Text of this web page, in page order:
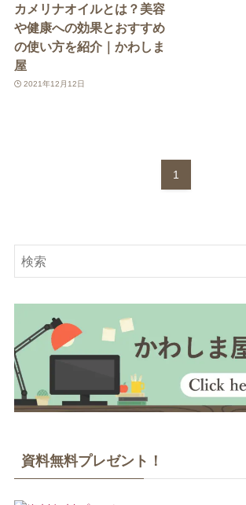
カメリナオイルとは？美容
や健康への効果とおすすめ
の使い方を紹介｜かわしま
屋
2021年12月12日
1
資料無料プレゼント！